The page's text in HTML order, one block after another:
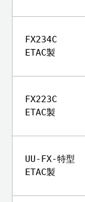
FX234C
ETAC製
FX223C
ETAC製
UU-FX-特型
ETAC製